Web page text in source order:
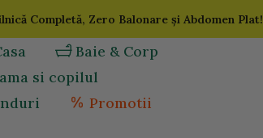
Completă, Zero Balonare și Abdomen Plat!
Baie & Corp
si copilul
Promotii